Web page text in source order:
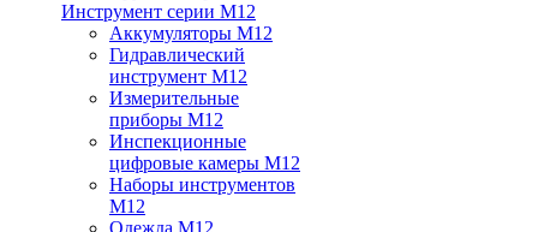
Инструмент серии M12
Аккумуляторы M12
Гидравлический
инструмент M12
Измерительные
приборы M12
Инспекционные
цифровые камеры M12
Наборы инструментов
M12
Одежда M12